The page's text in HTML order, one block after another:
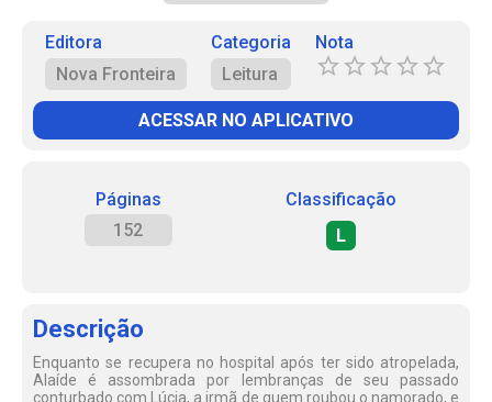
Editora
Nova Fronteira
Categoria
Leitura
Nota
ACESSAR NO APLICATIVO
Páginas
152
Classificação
L
Descrição
Enquanto se recupera no hospital após ter sido atropelada,
Alaíde é assombrada por lembranças de seu passado
conturbado com Lúcia, a irmã de quem roubou o namorado, e